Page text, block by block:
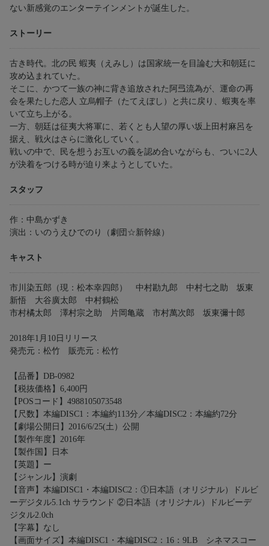
ない新感覚のエンターテインメントが誕生した。
ストーリー
古き時代。北の民 蝦夷（えみし）は国家統一を目論む大和朝廷に
攻め込まれていた。
そこに、かつて一族の神に背き追放された阿弖流為が、運命の再
会を果たした恋人 立烏帽子（たてえぼし）と共に戻り、蝦夷を率
いて立ち上がる。
一方、朝廷は征夷大将軍に、若くとも人望の厚い坂上田村麻呂を
据え、戦火はさらに激化していく。
戦いの中で、民を想うお互いの義を認め合いながらも、ついに2人
が決着をつける時が迫り来ようとしていた。
スタッフ
作：中島かずき
演出：いのうえひでのり（劇団☆新幹線）
キャスト
市川染五郎（現：松本幸四郎） 中村勘九郎 中村七之助 坂東
新悟 大谷廣太郎 中村鶴松
市村橘太郎 澤村宗之助 片岡亀蔵 市村萬次郎 坂東彌十郎
2018年1月10日リリース
発売元：松竹 販売元：松竹
【品番】DB-0982
【税抜価格】6,400円
【POSコード】4988105073548
【尺数】本編DISC1：本編約113分／本編DISC2：本編約72分
【劇場公開日】2016/6/25(土）公開
【製作年度】2016年
【製作国】日本
【英題】ー
【ジャンル】演劇
【音声】本編DISC1・本編DISC2：①日本語（オリジナル）ドルビ
ーデジタル5.1ch サラウンド ②日本語（オリジナル）ドルビーデ
ジタル2.0ch
【字幕】なし
【画面サイズ】本編DISC1・本編DISC2：16：9LB シネマスコー